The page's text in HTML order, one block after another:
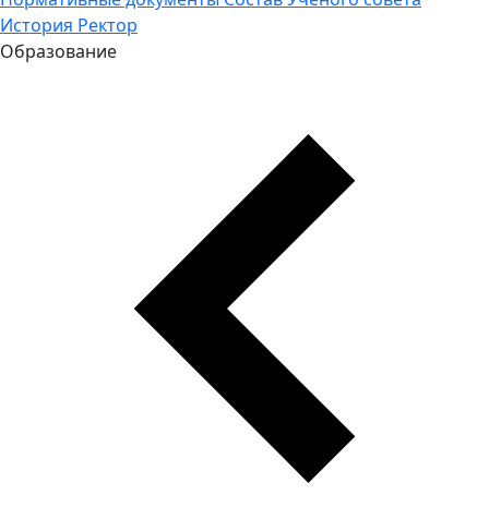
История Ректор
Образование